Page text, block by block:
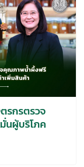
รกรตรวจ
นผู้บริโภค